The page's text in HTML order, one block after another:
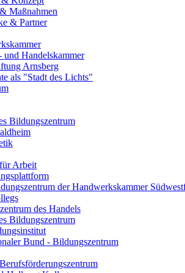
Maßnahmen
& Partner
und Handelskammer
Arnsberg
als "Stadt des Lichts"
Bildungszentrum
Arbeit
der Handwerkskammer
des Handels
Bildungszentrum
Bund - Bildungszentrum